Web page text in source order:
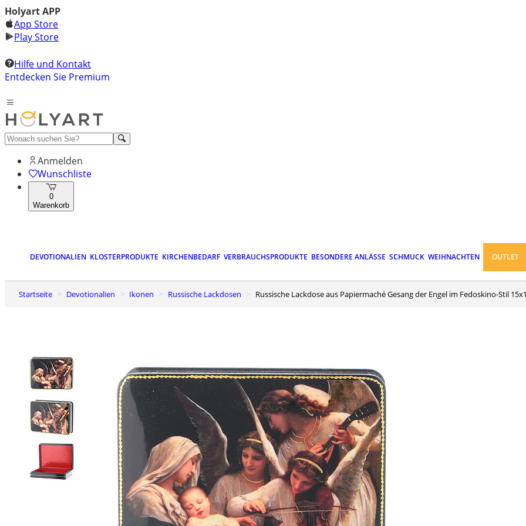
Holyart APP
App Store
Play Store
Hilfe und Kontakt
Entdecken Sie Premium
Anmelden
Wunschliste
0
Warenkorb
DEVOTIONALIEN KLOSTERPRODUKTE KIRCHENBEDARF VERBRAUCHSPRODUKTE BESONDERE ANLÄSSE SCHMUCK WEIHNACHTEN OUTLET
Startseite Devotionalien Ikonen Russische Lackdosen Russische Lackdose aus Papiermaché Gesang der Engel im Fedoskino-Stil